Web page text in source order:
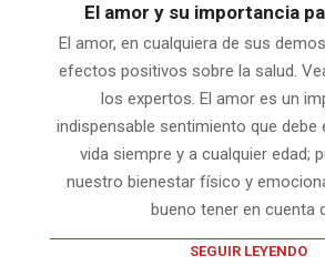
El amor y su importancia
El amor, en cualquiera de sus
efectos positivos sobre la salud.
los expertos. El amor es un
indispensable sentimiento que debe
vida siempre y a cualquier edad;
nuestro bienestar físico y
bueno tener en cuenta
SEGUIR LEYENDO